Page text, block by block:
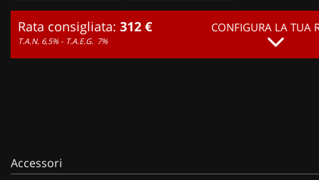
Rata consigliata: 312 €
T.A.N. 6,5% - T.A.E.G. 7%
CONFIGURA LA TUA
Accessori